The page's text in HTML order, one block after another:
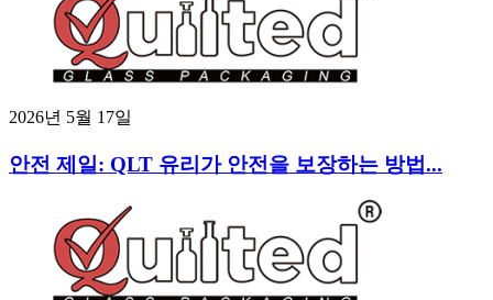
2026년 5월 17일
안전 제일: QLT 유리가 안전을 보장하는 방법...